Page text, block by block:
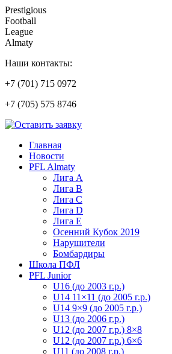
Prestigious
Football
League
Almaty
Наши контакты:
+7 (701) 715 0972
+7 (705) 575 8746
Главная
Новости
PFL Almaty
Лига A
Лига В
Лига С
Лига D
Лига Е
Осенний Кубок 2019
Нарушители
Бомбардиры
Школа ПФЛ
PFL Junior
U16 (до 2003 г.р.)
U14 11×11 (до 2005 г.р.)
U14 9×9 (до 2005 г.р.)
U13 (до 2006 г.р.)
U12 (до 2007 г.р.) 8×8
U12 (до 2007 г.р.) 6×6
U11 (до 2008 г.р.)